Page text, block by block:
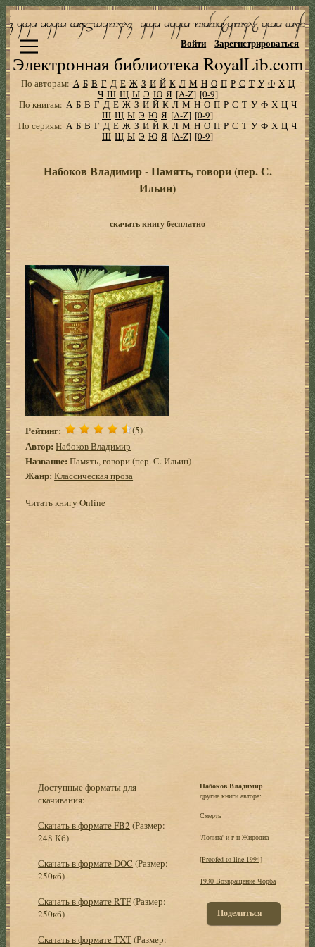
Электронная библиотека RoyalLib.com
Войти Зарегистрироваться
По авторам: А Б В Г Д Е Ж З И Й К Л М Н О П Р С Т У Ф Х Ц
Ч Ш Щ Ы Э Ю Я [A-Z] [0-9]
По книгам: А Б В Г Д Е Ж З И Й К Л М Н О П Р С Т У Ф Х Ц Ч
Ш Щ Ы Э Ю Я [A-Z] [0-9]
По сериям: А Б В Г Д Е Ж З И Й К Л М Н О П Р С Т У Ф Х Ц Ч
Ш Щ Ы Э Ю Я [A-Z] [0-9]
Набоков Владимир - Память, говори (пер. С.
Ильин)
скачать книгу бесплатно
Рейтинг: (5)
Автор: Набоков Владимир
Название: Память, говори (пер. С. Ильин)
Жанр: Классическая проза
Читать книгу Online
Доступные форматы для
скачивания:
Скачать в формате FB2 (Размер:
248 Кб)
Скачать в формате DOC (Размер:
250кб)
Скачать в формате RTF(Размер:
250кб)
Скачать в формате TXT(Размер:
Набоков Владимир
другие книги автора:
Смерть
'Лолита' и г-н Жиродиа
[Proofed to line 1994]
1930 Возвращение Чорба
Поделиться